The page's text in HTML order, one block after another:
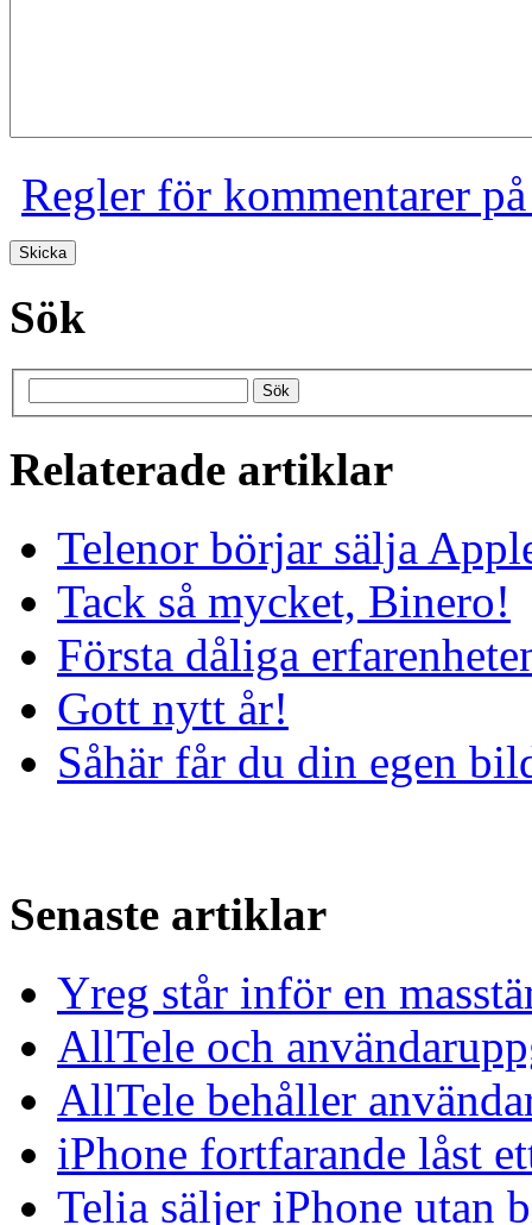
Regler för kommentarer
Sök
Relaterade artiklar
Telenor börjar sälja
Tack så mycket, Binero!
Första dåliga
Gott nytt år!
Såhär får du din egen
Senaste artiklar
Yreg står inför en
AllTele och
AllTele behåller
iPhone fortfarande låst
Telia säljer iPhone utan